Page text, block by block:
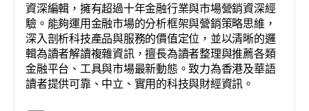
資深編輯，擁有超過十年金融行業與市場營銷資深經
驗。能夠運用金融市場的分析框架與營銷策略思維，
深入剖析科技產品與服務的價值定位，並以清晰的邏
輯為讀者解讀複雜資訊，擅長為讀者整理與推薦各類
金融平台、工具與市場最新動態。致力為香港及華語
讀者提供可靠、中立、實用的科技與財經資訊。